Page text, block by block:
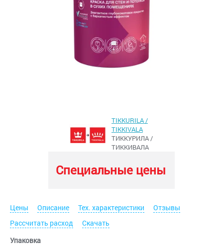
TIKKURILA /
TIKKIVALA
ТИККУРИЛА /
ТИККИВАЛА
Специальные цены
Цены Описание Тех. характеристики
Отзывы
Рассчитать расход
Скачать
Упаковка